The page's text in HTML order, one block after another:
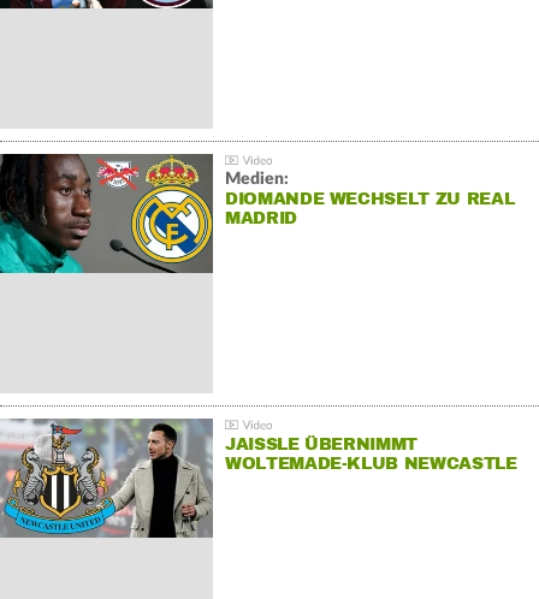
Medien:
DIOMANDE WECHSELT ZU REAL
MADRID
JAISSLE ÜBERNIMMT
WOLTEMADE-KLUB NEWCASTLE